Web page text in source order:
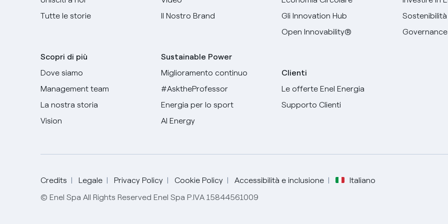
Tutte le storie
Scopri di più
Dove siamo
Management team
La nostra storia
Vision
Il Nostro Brand
Sustainable Power
Miglioramento continuo
#AsktheProfessor
Energia per lo sport
AI Energy
Gli Innovation Hub
Open Innovability®
Clienti
Le offerte Enel Energia
Supporto Clienti
Sostenibilità
Governance
Credits Legale Privacy Policy Cookie Policy Accessibilità e inclusione Italiano
Seleziona la tua lingua
© Enel Spa All Rights Reserved Enel Spa P.IVA 15844561009